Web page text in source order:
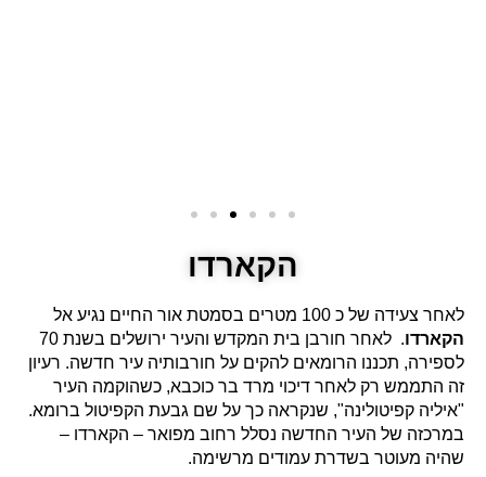
הקארדו
לאחר צעידה של כ 100 מטרים בסמטת אור החיים נגיע אל
הקארדו
. לאחר חורבן בית המקדש והעיר ירושלים בשנת 70
לספירה, תכננו הרומאים להקים על חורבותיה עיר חדשה. רעיון
זה התממש רק לאחר דיכוי מרד בר כוכבא, כשהוקמה העיר
"איליה קפיטולינה", שנקראה כך על שם גבעת הקפיטול ברומא.
במרכזה של העיר החדשה נסלל רחוב מפואר – הקארדו –
שהיה מעוטר בשדרת עמודים מרשימה.